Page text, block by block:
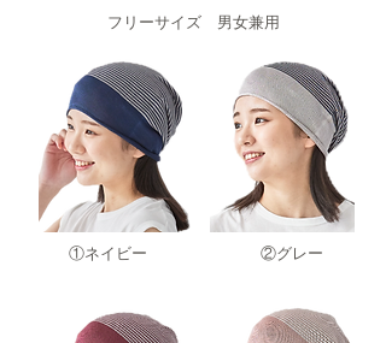
​フリーサイズ 男女兼用
​①ネイビー ​②グレー